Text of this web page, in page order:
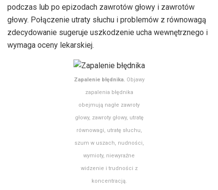
podczas lub po epizodach zawrotów głowy i zawrotów
głowy. Połączenie utraty słuchu i problemów z równowagą
zdecydowanie sugeruje uszkodzenie ucha wewnętrznego i
wymaga oceny lekarskiej.
Zapalenie błędnika.Objawy
zapalenia błędnika
obejmują nagłe zawroty
głowy, zawroty głowy, utratę
równowagi, utratę słuchu,
szum w uszach, nudności,
wymioty, niewyraźne
widzenie i trudności z
koncentracją.